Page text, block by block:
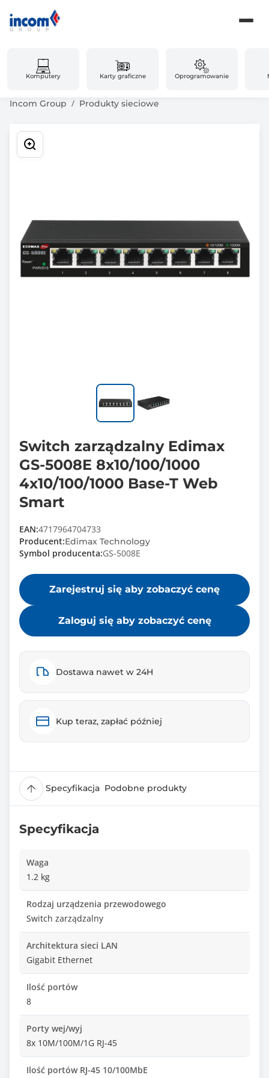
Komputery Karty graficzne Oprogramowanie
Incom Group Produkty sieciowe
Switch zarządzalny Edimax
GS-5008E 8x10/100/1000
4x10/100/1000 Base-T Web
Smart
EAN:4717964704733
Producent:Edimax Technology
Symbol producenta:GS-5008E
Zarejestruj się aby zobaczyć cenę
Zaloguj się aby zobaczyć cenę
Dostawa nawet w 24H
Kup teraz, zapłać później
Specyfikacja Podobne produkty
Specyfikacja
Waga
1.2 kg
Rodzaj urządzenia przewodowego
Switch zarządzalny
Architektura sieci LAN
Gigabit Ethernet
Ilość portów
8
Porty wej/wyj
8x 10M/100M/1G RJ-45
Ilość portów RJ-45 10/100MbE